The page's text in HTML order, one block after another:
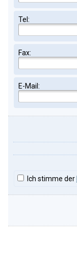
Tel:
Fax:
E-Mail:
Ich stimme der